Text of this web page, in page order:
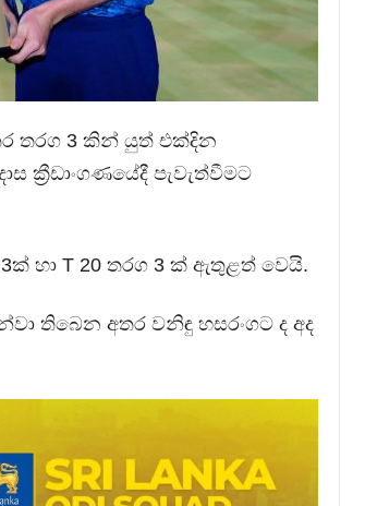
තරග 3 කින් යුත් එක්දින
ක්‍රීඩාංගණයේදී පැවැත්වීමට
හා T 20 තරග 3 ක් ඇතුළත් වෙයි.
තිබෙන අතර වනිඳු හසරංගට ද අද